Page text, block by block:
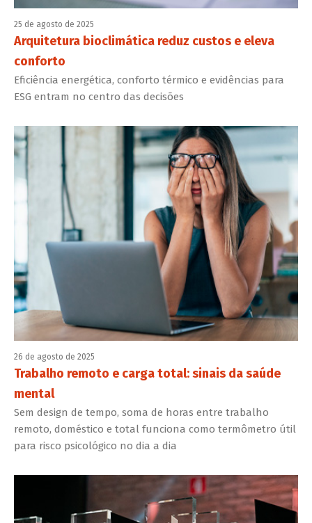
25 de agosto de 2025
Arquitetura bioclimática reduz custos e eleva
conforto
Eficiência energética, conforto térmico e evidências para
ESG entram no centro das decisões
26 de agosto de 2025
Trabalho remoto e carga total: sinais da saúde
mental
Sem design de tempo, soma de horas entre trabalho
remoto, doméstico e total funciona como termômetro útil
para risco psicológico no dia a dia